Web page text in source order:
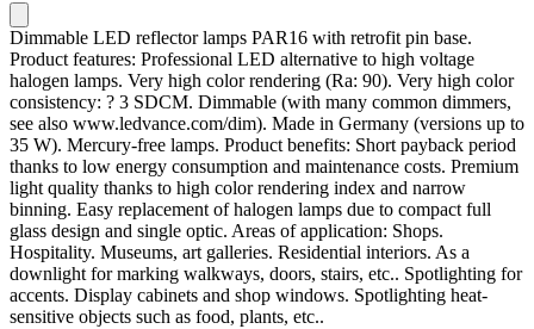
Dimmable LED reflector lamps PAR16 with retrofit pin base.
Product features: Professional LED alternative to high voltage
halogen lamps. Very high color rendering (Ra: 90). Very high color
consistency: ? 3 SDCM. Dimmable (with many common dimmers,
see also www.ledvance.com/dim). Made in Germany (versions up to
35 W). Mercury-free lamps. Product benefits: Short payback period
thanks to low energy consumption and maintenance costs. Premium
light quality thanks to high color rendering index and narrow
binning. Easy replacement of halogen lamps due to compact full
glass design and single optic. Areas of application: Shops.
Hospitality. Museums, art galleries. Residential interiors. As a
downlight for marking walkways, doors, stairs, etc.. Spotlighting for
accents. Display cabinets and shop windows. Spotlighting heat-
sensitive objects such as food, plants, etc..